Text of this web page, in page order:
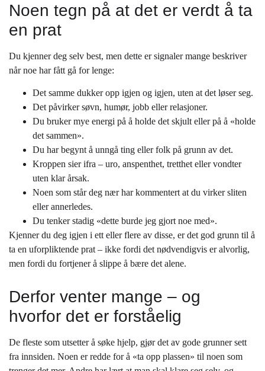
Noen tegn på at det er verdt å ta
en prat
Du kjenner deg selv best, men dette er signaler mange beskriver
når noe har fått gå for lenge:
Det samme dukker opp igjen og igjen, uten at det løser seg.
Det påvirker søvn, humør, jobb eller relasjoner.
Du bruker mye energi på å holde det skjult eller på å «holde
det sammen».
Du har begynt å unngå ting eller folk på grunn av det.
Kroppen sier ifra – uro, anspenthet, tretthet eller vondter
uten klar årsak.
Noen som står deg nær har kommentert at du virker sliten
eller annerledes.
Du tenker stadig «dette burde jeg gjort noe med».
Kjenner du deg igjen i ett eller flere av disse, er det god grunn til å
ta en uforpliktende prat – ikke fordi det nødvendigvis er alvorlig,
men fordi du fortjener å slippe å bære det alene.
Derfor venter mange – og
hvorfor det er forståelig
De fleste som utsetter å søke hjelp, gjør det av gode grunner sett
fra innsiden. Noen er redde for å «ta opp plassen» til noen som